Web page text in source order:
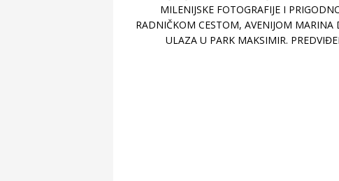
MILENIJSKE FOTOGRAFIJE I
RADNIČKOM CESTOM, AVENIJOM
ULAZA U PARK MAKSIMIR.